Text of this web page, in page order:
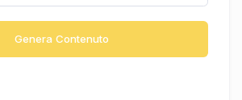
Genera Contenuto